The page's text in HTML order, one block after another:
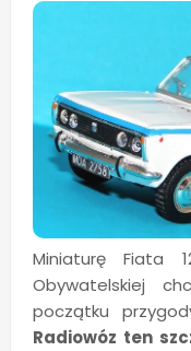
Miniaturę Fiata
Obywatelskiej
początku
Radiowóz ten